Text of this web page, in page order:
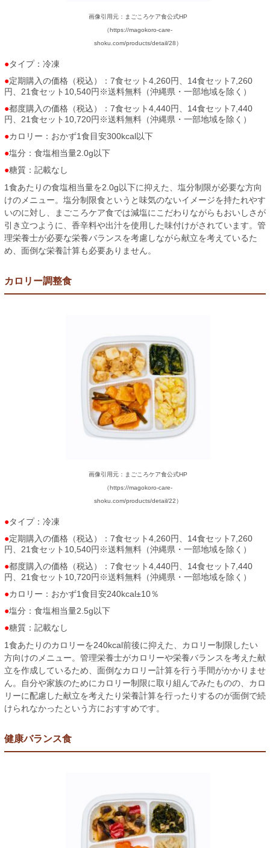
画像引用元：まごころケア食公式HP
（https://magokoro-care-
shoku.com/products/detail/28）
タイプ：冷凍
定期購入の価格（税込）：7食セット4,260円、14食セット7,260
円、21食セット10,540円※送料無料（沖縄県・一部地域を除く）
都度購入の価格（税込）：7食セット4,440円、14食セット7,440
円、21食セット10,720円※送料無料（沖縄県・一部地域を除く）
カロリー：おかず1食目安300kcal以下
塩分：食塩相当量2.0g以下
糖質：記載なし
1食あたりの食塩相当量を2.0g以下に抑えた、塩分制限が必要な方向
けのメニュー。塩分制限食というと味気のないイメージを持たれやす
いのに対し、まごころケア食では減塩にこだわりながらもおいしさが
引き立つように、香辛料や出汁を使用した味付けがされています。管
理栄養士が必要な栄養バランスを考慮しながら献立を考えているた
め、面倒な栄養計算も必要ありません。
カロリー調整食
画像引用元：まごころケア食公式HP
（https://magokoro-care-
shoku.com/products/detail/22）
タイプ：冷凍
定期購入の価格（税込）：7食セット4,260円、14食セット7,260
円、21食セット10,540円※送料無料（沖縄県・一部地域を除く）
都度購入の価格（税込）：7食セット4,440円、14食セット7,440
円、21食セット10,720円※送料無料（沖縄県・一部地域を除く）
カロリー：おかず1食目安240kcal±10％
塩分：食塩相当量2.5g以下
糖質：記載なし
1食あたりのカロリーを240kcal前後に抑えた、カロリー制限したい
方向けのメニュー。管理栄養士がカロリーや栄養バランスを考えた献
立を作成しているため、面倒なカロリー計算を行う手間がかかりませ
ん。自分や家族のためにカロリー制限に取り組んでみたものの、カロ
リーに配慮した献立を考えたり栄養計算を行ったりするのが面倒で続
けられなかったという方におすすめです。
健康バランス食